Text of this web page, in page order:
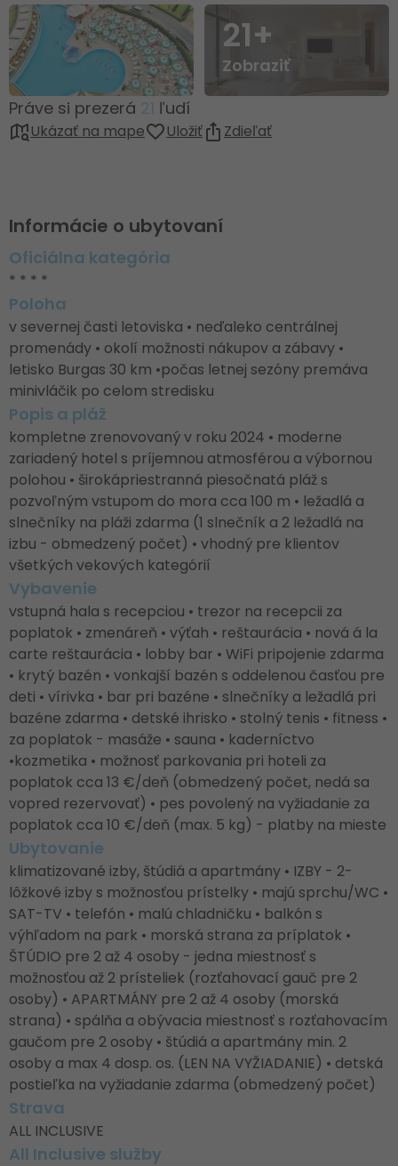
21+
Zobraziť
Práve si prezerá 21 ľudí
Ukázať na mape Uložiť Zdieľať
Informácie o ubytovaní
Oficiálna kategória
* * * *
Poloha
v severnej časti letoviska • neďaleko centrálnej
promenády • okolí možnosti nákupov a zábavy •
letisko Burgas 30 km •počas letnej sezóny premáva
minivláčik po celom stredisku
Popis a pláž
kompletne zrenovovaný v roku 2024 • moderne
zariadený hotel s príjemnou atmosférou a výbornou
polohou • širokápriestranná piesočnatá pláž s
pozvoľným vstupom do mora cca 100 m • ležadlá a
slnečníky na pláži zdarma (1 slnečník a 2 ležadlá na
izbu - obmedzený počet) • vhodný pre klientov
všetkých vekových kategórií
Vybavenie
vstupná hala s recepciou • trezor na recepcii za
poplatok • zmenáreň • výťah • reštaurácia • nová á la
carte reštaurácia • lobby bar • WiFi pripojenie zdarma
• krytý bazén • vonkajší bazén s oddelenou časťou pre
deti • vírivka • bar pri bazéne • slnečníky a ležadlá pri
bazéne zdarma • detské ihrisko • stolný tenis • fitness •
za poplatok - masáže • sauna • kaderníctvo
•kozmetika • možnosť parkovania pri hoteli za
poplatok cca 13 €/deň (obmedzený počet, nedá sa
vopred rezervovať) • pes povolený na vyžiadanie za
poplatok cca 10 €/deň (max. 5 kg) - platby na mieste
Ubytovanie
klimatizované izby, štúdiá a apartmány • IZBY - 2-
lôžkové izby s možnosťou prístelky • majú sprchu/WC •
SAT-TV • telefón • malú chladničku • balkón s
výhľadom na park • morská strana za príplatok •
ŠTÚDIO pre 2 až 4 osoby - jedna miestnosť s
možnosťou až 2 prísteliek (rozťahovací gauč pre 2
osoby) • APARTMÁNY pre 2 až 4 osoby (morská
strana) • spálňa a obývacia miestnosť s rozťahovacím
gaučom pre 2 osoby • štúdiá a apartmány min. 2
osoby a max 4 dosp. os. (LEN NA VYŽIADANIE) • detská
postieľka na vyžiadanie zdarma (obmedzený počet)
Strava
ALL INCLUSIVE
All Inclusive služby